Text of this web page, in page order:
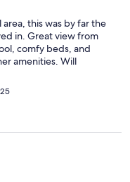
area, this was by far the
in. Great view from
comfy beds, and
amenities. Will